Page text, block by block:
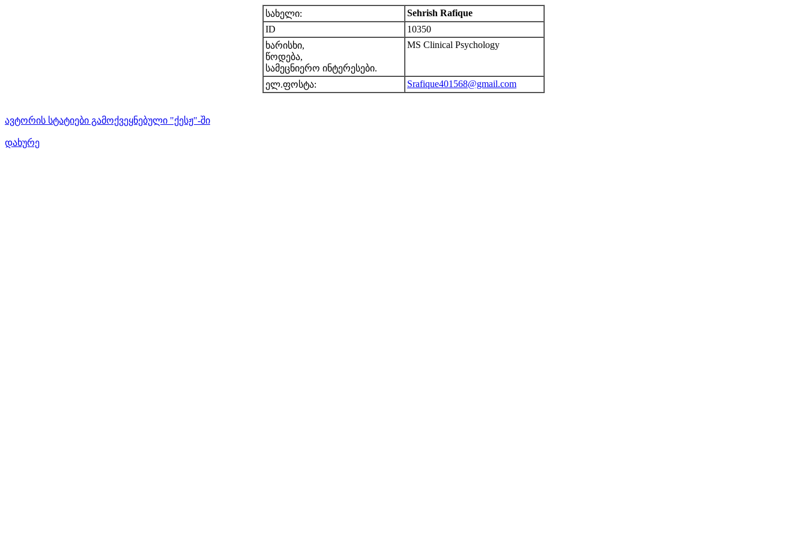
სახელი:
Sehrish Rafique
ID
10350
ხარისხი,
წოდება,
სამეცნიერო ინტერესები.
MS Clinical Psychology
ელ.ფოსტა: Srafique401568@gmail.com
ავტორის სტატიები გამოქვეყნებული "ქესჟ"-ში
დახურე